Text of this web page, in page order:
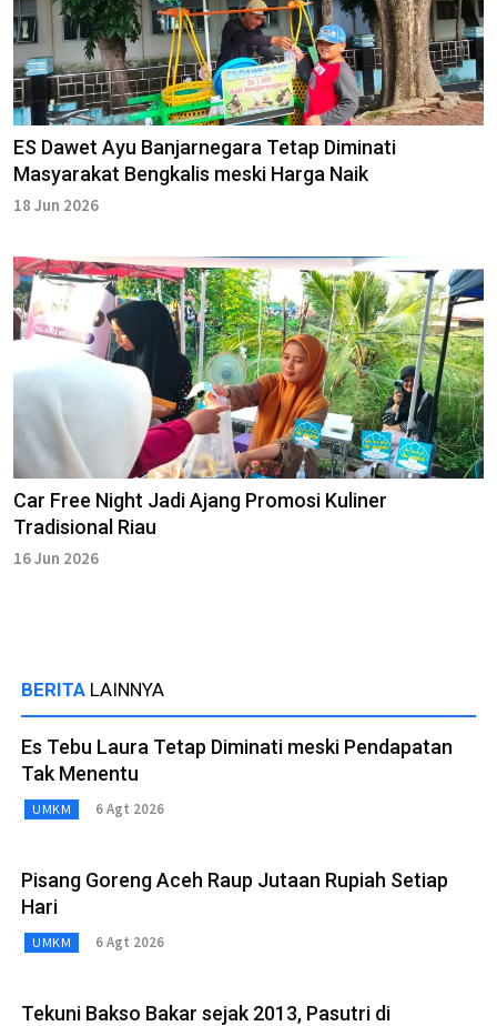
ES Dawet Ayu Banjarnegara Tetap Diminati
Masyarakat Bengkalis meski Harga Naik
18 Jun 2026
Car Free Night Jadi Ajang Promosi Kuliner
Tradisional Riau
16 Jun 2026
BERITA LAINNYA
Es Tebu Laura Tetap Diminati meski Pendapatan
Tak Menentu
UMKM 6 Agt 2026
Pisang Goreng Aceh Raup Jutaan Rupiah Setiap
Hari
UMKM 6 Agt 2026
Tekuni Bakso Bakar sejak 2013, Pasutri di